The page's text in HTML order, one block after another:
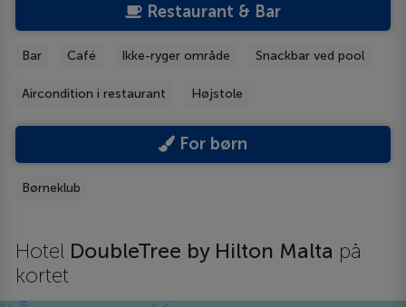
Restaurant & Bar
Bar Café Ikke-ryger område Snackbar ved pool
Aircondition i restaurant Højstole
For børn
Børneklub
Hotel DoubleTree by Hilton Malta på
kortet